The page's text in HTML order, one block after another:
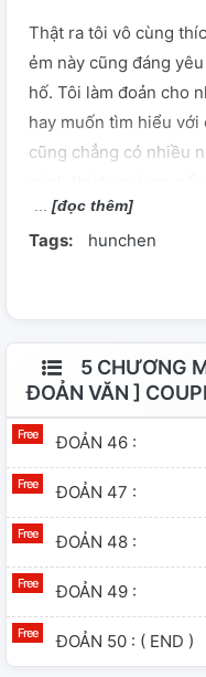
Thật ra tôi vô cùng
ẻm này cũng đáng
hố. Tôi làm đoản cho
hay muốn tìm hiểu với
cũng chẳng có nhiều
cmt cho tôi biết với
[đọc thêm]
Tags: hunchen
5 CHƯƠNG
ĐOẢN VĂN ]
ĐOẢN 46 :
ĐOẢN 47 :
ĐOẢN 48 :
ĐOẢN 49 :
ĐOẢN 50 : ( END )